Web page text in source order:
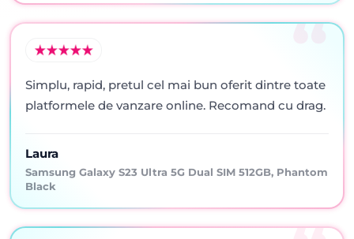
Simplu, rapid, pretul cel mai bun oferit dintre toate
platformele de vanzare online. Recomand cu drag.
Laura
Samsung Galaxy S23 Ultra 5G Dual SIM 512GB, Phantom
Black